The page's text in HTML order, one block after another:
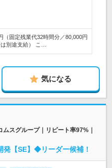
（固定残業代32時間分／80,000円
別途支給） こ…
気になる
スグループ｜リピート率97%｜
発【SE】◆リーダー候補！